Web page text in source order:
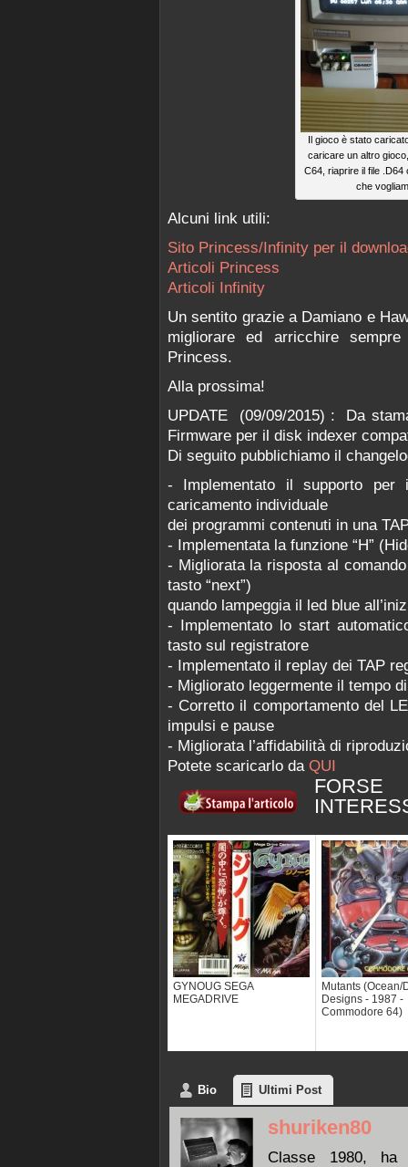
Il gioco è stato
caricare un altro
C64, riaprire il file
che
Alcuni link utili:
Sito Princess/Infinity per il
Articoli Princess
Articoli Infinity
Un sentito grazie a Damiano e
migliorare ed arricchire
Princess.
Alla prossima!
UPDATE (09/09/2015) : Da
Firmware per il disk indexer
Di seguito pubblichiamo il
- Implementato il supporto
caricamento individuale
dei programmi contenuti in una
- Implementata la funzione “H”
- Migliorata la risposta al
tasto “next”)
quando lampeggia il led blue
- Implementato lo start
tasto sul registratore
- Implementato il replay dei TAP
- Migliorato leggermente il tempo
- Corretto il comportamento del
impulsi e pause
- Migliorata l’affidabilità di
Potete scaricarlo da QUI
GYNOUG SEGA
MEGADRIVE
Mutants (Ocean/
Designs - 1987 -
Commodore 64)
Bio Ultimi Post
shuriken80
Classe 1980,